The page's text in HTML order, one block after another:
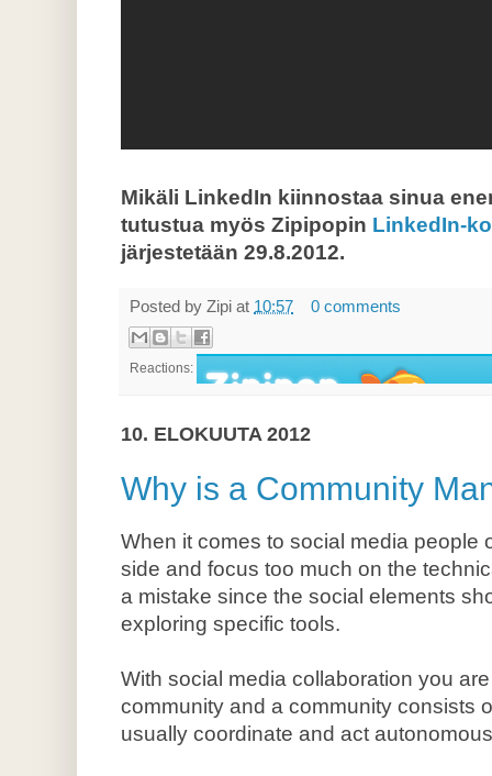
Mikäli LinkedIn kiinnostaa sinua
tutustua myös Zipipopin LinkedIn-
järjestetään 29.8.2012.
Posted by Zipi at 10:57 0 comments
Reactions:
10. ELOKUUTA 2012
Why is a Community
When it comes to social media people
side and focus too much on the
a mistake since the social elements
exploring specific tools.
With social media collaboration you
community and a community consists
usually coordinate and act